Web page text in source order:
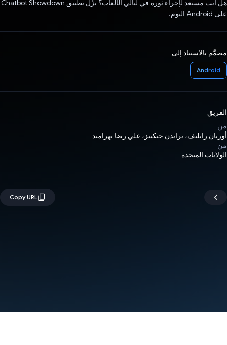
هل أنت مستعد لإجراء ثورة في ليالي الألعاب؟ نزِّل تطبيق Chatbot Showdown
على Android اليوم.
مصمَّم بالاستناد إلى
Android
الفريق
من
أوريان راتليف، برايدن جنكينز، علي رضا بهرامند
من
الولايات المتحدة